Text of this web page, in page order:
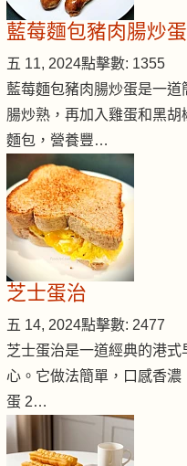
藍莓麵包豬肉腸炒蛋
五 11, 2024點擊數: 1355
藍莓麵包豬肉腸炒蛋是一
腸炒熟，再加入雞蛋和黑
麵包，營養豐…
芝士蛋治
五 14, 2024點擊數: 2477
芝士蛋治是一道經典的港
心。它做法簡單，口感香
蛋 2…